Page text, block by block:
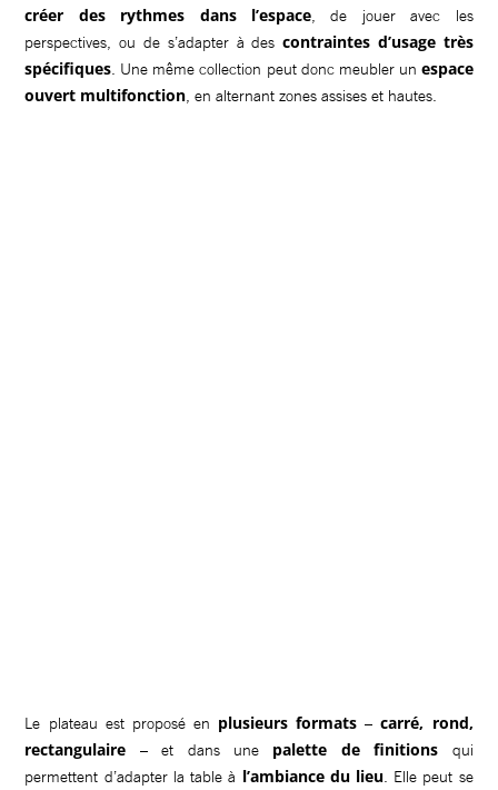
créer des rythmes dans l’espace, de jouer avec les
perspectives, ou de s’adapter à descontraintes d’usage très
spécifiques. Une même collection peut donc meubler un espace
ouvert multifonction, en alternant zones assises et hautes.
Le plateau est proposé en plusieurs formats –carré, rond,
rectangulaire – et dans une palette de finitions qui
permettent d’adapter la table à l’ambiance du lieu. Elle peut se